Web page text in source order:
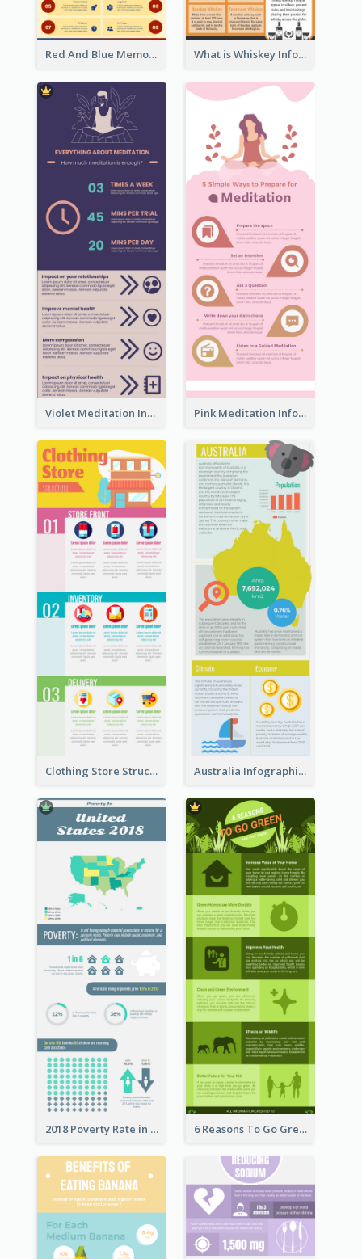
Red And Blue Memorial Day Fasts Infographic Design What is Whiskey Infographic
Violet Meditation Infographic Pink Meditation Infographic
Clothing Store Structure Infographic Australia Infographic
2018 Poverty Rate in the United States Infographic 6 Reasons To Go Green